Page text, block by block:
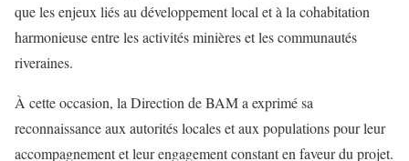
que les enjeux liés au développement local et à la cohabitation
harmonieuse entre les activités minières et les communautés
riveraines.
À cette occasion, la Direction de BAM a exprimé sa
reconnaissance aux autorités locales et aux populations pour leur
accompagnement et leur engagement constant en faveur du projet.